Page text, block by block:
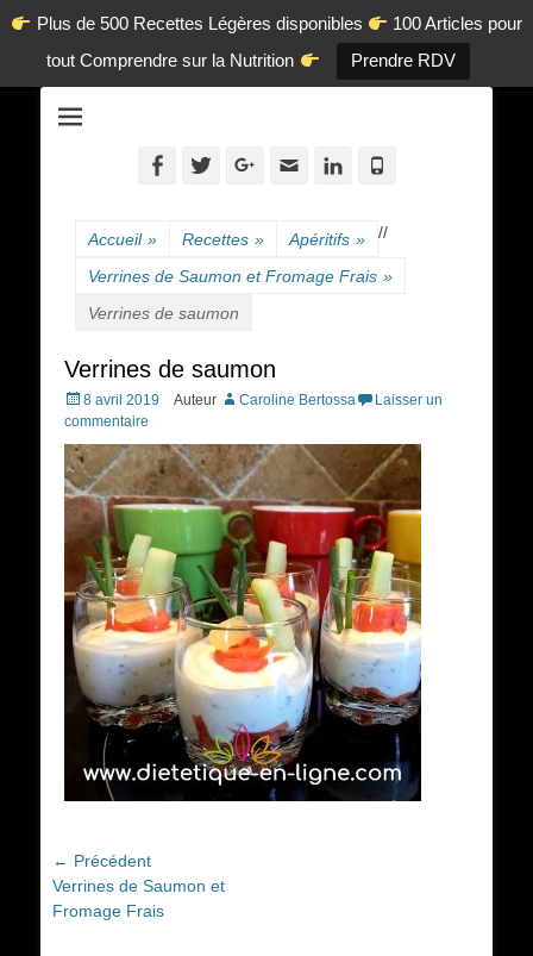
Plus de 500 Recettes Légères disponibles
100 Articles pour
tout Comprendre sur la Nutrition
Prendre RDV
en-ligne.com
Facebook
TwitterGoogleplus
AdresseLinkedin
Accueil » Recettes » /
Apéritifs » /
Verrines de Saumon et Fromage Frais »
Verrines de saumon
Verrines de saumon
Posted
on
8 avril 2019 Auteur Caroline Bertossa
Laisser un
commentaire
Navigation
de
l’article
← Précédent
Article
précédent :
Verrines de Saumon et
Fromage Frais